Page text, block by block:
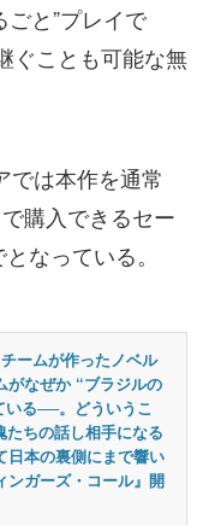
と”プレイで
ぐことも可能な無
では本作を通常
購入できるセー
なっている。
ームが作ったノベル
がなぜか “ブラジルの
る──。どういうこ
ちの話し相手になる
日本の裏側にまで響い
ンガーズ・コール』開